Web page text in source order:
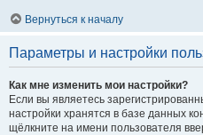
Вернуться к началу
Параметры и настройки
Как мне изменить мои настройки?
Если вы являетесь
настройки хранятся в базе данных
щёлкните на имени пользователя